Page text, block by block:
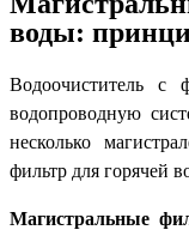
воды:
Водоочиститель с
водопроводную
несколько
фильтр для горячей
Магистральные